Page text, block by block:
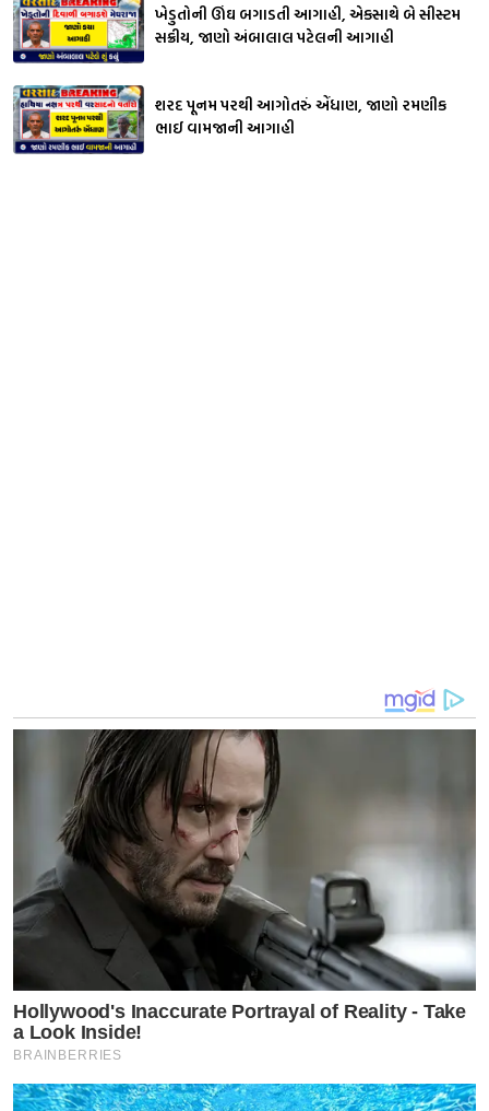
ખેડુતોની ઊંઘ બગાડતી આગાહી, એકસાથે બે સીસ્ટમ
સક્રીય, જાણો અંબાલાલ પટેલની આગાહી
શરદ પૂનમ પરથી આગોતરું એંધાણ, જાણો રમણીક
ભાઈ વામજાની આગાહી